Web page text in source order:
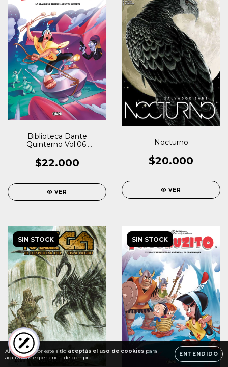
Al navegar por este sitio aceptás el uso de cookies para
agilizar tu experiencia de compra.
ENTENDIDO
Biblioteca Dante
Quinterno Vol.06:
$22.000
VER
Nocturno
$20.000
VER
SIN STOCK SIN STOCK